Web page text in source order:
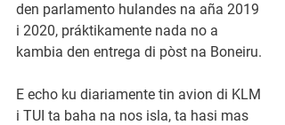
den parlamento hulandes na aña 2019
i 2020, práktikamente nada no a
kambia den entrega di pòst na Boneiru.
E echo ku diariamente tin avion di KLM
i TUI ta baha na nos isla, ta hasi mas